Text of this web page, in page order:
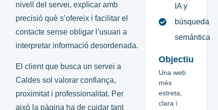
nivell del servei, explicar amb
precisió què s’ofereix i facilitar el
contacte sense obligar l’usuari a
interpretar informació desordenada.
El client que busca un servei a
Caldes sol valorar confiança,
proximitat i professionalitat. Per
això la pàgina ha de cuidar tant
IA y
búsqueda
semántica
Objectiu
Una web
més
estreta,
clara i